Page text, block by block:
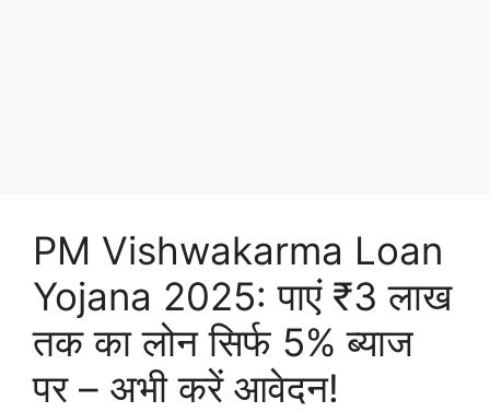
PM Vishwakarma Loan
Yojana 2025: पाएं ₹3 लाख
तक का लोन सिर्फ 5% ब्याज
पर – अभी करें आवेदन!